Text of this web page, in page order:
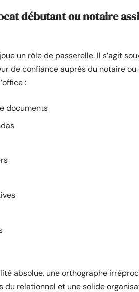
débutant ou notaire
un rôle de passerelle. Il s’agit
de confiance auprès du notaire ou
:
documents
absolue, une orthographe
du relationnel et une solide